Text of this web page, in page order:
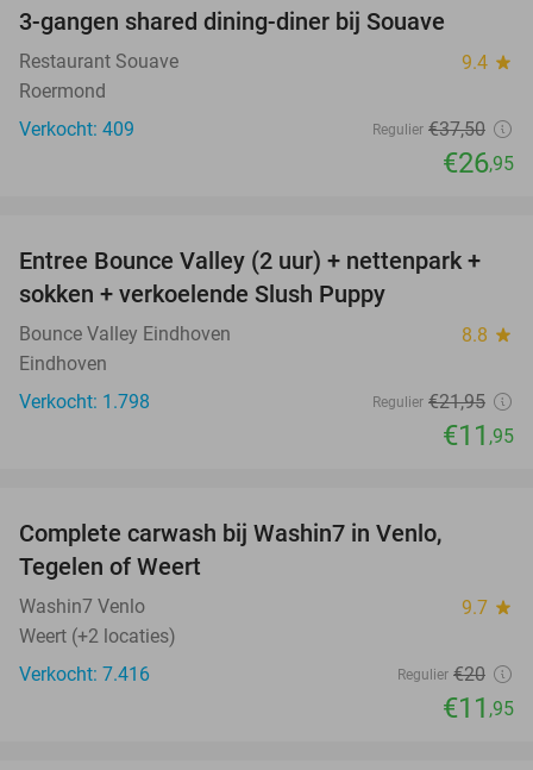
3-gangen shared dining-diner bij Souave
Restaurant Souave 9.4 star
Roermond
Verkocht: 409
Regulier €37,50
€26,95
46%
Entree Bounce Valley (2 uur) + nettenpark +
sokken + verkoelende Slush Puppy
Bounce Valley Eindhoven 8.8 star
Eindhoven
Verkocht: 1.798
Regulier €21,95
€11 ,95
Complete carwash bij Washin7 in Venlo,
Tegelen of Weert
Washin7 Venlo 9.7 star
Weert (+2 locaties)
Verkocht: 7.416
Regulier €20
€11 ,95